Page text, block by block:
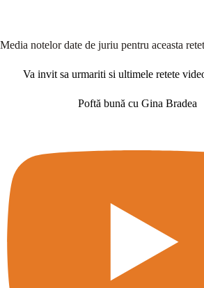
Media notelor date de juriu pentru aceasta
Va invit sa urmariti si ultimele retete
Poftă bună cu Gina Bradea